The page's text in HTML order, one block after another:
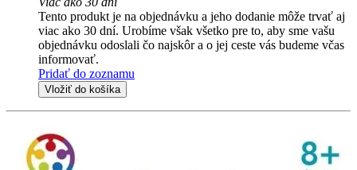
Tento produkt je na objednávku a jeho dodanie môže trvať aj
viac ako 30 dní. Urobíme však všetko pre to, aby sme vašu
objednávku odoslali čo najskôr a o jej ceste vás budeme včas
informovať.
Pridať do zoznamu
Vložiť do košíka